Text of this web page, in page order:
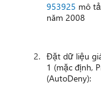
953925 mô
năm 2008
Đặt dữ liệu
1 (mặc định,
(AutoDeny):